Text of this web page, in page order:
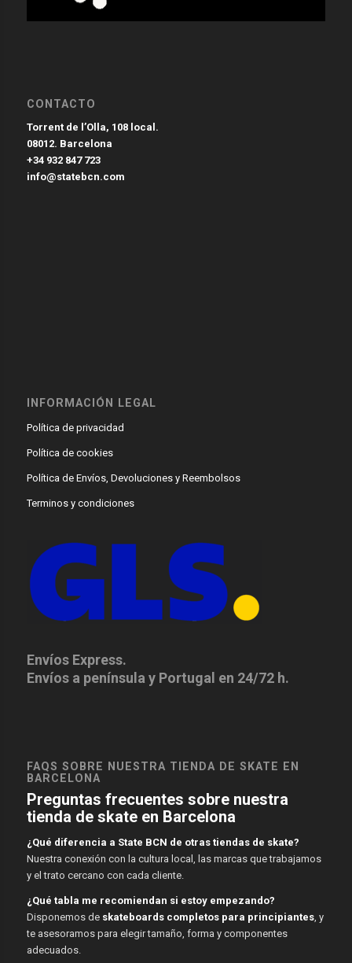
CONTACTO
Torrent de l’Olla, 108 local.
08012. Barcelona
+34 932 847 723
info@statebcn.com
INFORMACIÓN LEGAL
Política de privacidad
Política de cookies
Política de Envíos, Devoluciones y Reembolsos
Terminos y condiciones
Envíos Express.
Envíos a península y Portugal en 24/72 h.
FAQS SOBRE NUESTRA TIENDA DE SKATE EN
BARCELONA
Preguntas frecuentes sobre nuestra
tienda de skate en Barcelona
¿Qué diferencia a State BCN de otras tiendas de skate?
Nuestra conexión con la cultura local, las marcas que trabajamos
y el trato cercano con cada cliente.
¿Qué tabla me recomiendan si estoy empezando?
Disponemos de skateboards completos para principiantes, y
te asesoramos para elegir tamaño, forma y componentes
adecuados.